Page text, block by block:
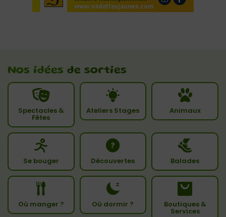
Nos idées de sorties
Spectacles &
Fêtes
Ateliers Stages Animaux
Se bouger Découvertes Balades
Où manger ? Où dormir ? Boutiques &
Services